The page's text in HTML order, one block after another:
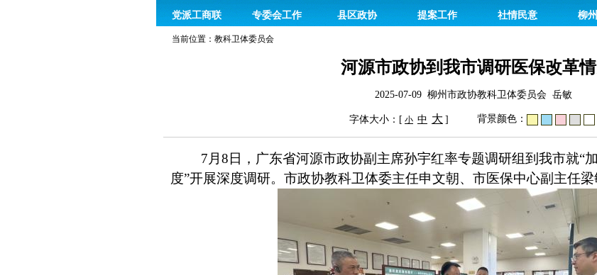
党派工商联
专委会工作 县区政协 提案工作 社情民意 柳
当前位置： 教科卫体委员会
河源市政协到我市调研医保改革
2025-07-09 柳州市政协教科卫体委员会 岳敏
字体大小：[ 小 中 大 ] 背景颜色：
7月8日，广东省河源市政协副主席孙宇红率专题调研组到我市就“
度”开展深度调研。市政协教科卫体委主任申文朝、市医保中心副主任梁